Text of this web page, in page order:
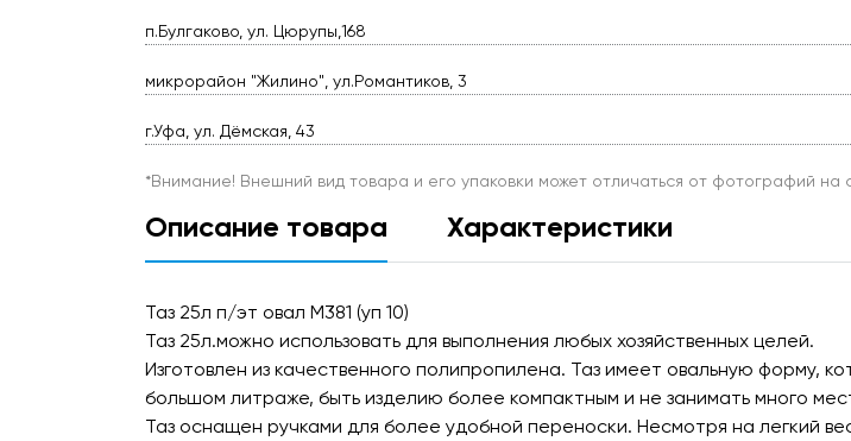
п.Булгаково, ул. Цюрупы,168
микрорайон "Жилино", ул.Романтиков, 3
г.Уфа, ул. Дёмская, 43
*Внимание! Внешний вид товара и его упаковки может отличаться от фотографий на
Описание товара Характеристики
Таз 25л п/эт овал М381 (уп 10)
Таз 25л.можно использовать для выполнения любых хозяйственных целей.
Изготовлен из качественного полипропилена. Таз имеет овальную форму,
большом литраже, быть изделию более компактным и не занимать много
Таз оснащен ручками для более удобной переноски. Несмотря на легкий